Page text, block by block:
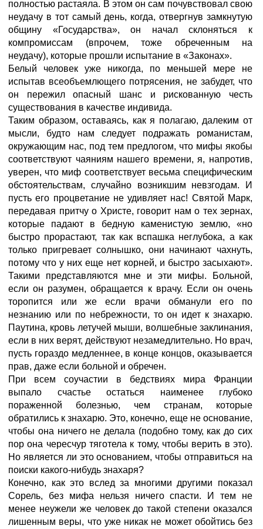
полностью растаяла. В этом он сам почувствовал свою
неудачу в тот самый день, когда, отвергнув замкнутую
общину «Государства», он начал склоняться к
компромиссам (впрочем, тоже обреченным на
неудачу), которые прошли испытание в «Законах».
Белый человек уже никогда, по меньшей мере не
испытав всеобъемлющего потрясения, не забудет, что
он пережил опасный шанс и рискованную честь
существования в качестве индивида.
Таким образом, оставаясь, как я полагаю, далеким от
мысли, будто нам следует подражать романистам,
окружающим нас, под тем предлогом, что мифы якобы
соответствуют чаяниям нашего времени, я, напротив,
уверен, что миф соответствует весьма специфическим
обстоятельствам, случайно возникшим невзгодам. И
пусть его процветание не удивляет нас! Святой Марк,
передавая притчу о Христе, говорит нам о тех зернах,
которые падают в бедную каменистую землю, «но
быстро прорастают, так как вспашка неглубока, а как
только пригревает солнышко, они начинают чахнуть,
потому что у них еще нет корней, и быстро засыхают».
Такими представляются мне и эти мифы. Больной,
если он разумен, обращается к врачу. Если он очень
торопится или же если врачи обманули его по
незнанию или по небрежности, то он идет к знахарю.
Паутина, кровь летучей мыши, волшебные заклинания,
если в них верят, действуют незамедлительно. Но врач,
пусть гораздо медленнее, в конце концов, оказывается
прав, даже если больной и обречен.
При всем соучастии в бедствиях мира Франции
выпало счастье остаться наименее глубоко
пораженной болезнью, чем странам, которые
обратились к знахарю. Это, конечно, еще не основание,
чтобы она ничего не делала (подобно тому, как до сих
пор она чересчур тяготела к тому, чтобы верить в это).
Но является ли это основанием, чтобы отправиться на
поиски какого-нибудь знахаря?
Конечно, как это вслед за многими другими показал
Сорель, без мифа нельзя ничего спасти. И тем не
менее неужели же человек до такой степени оказался
лишенным веры, что уже никак не может обойтись без